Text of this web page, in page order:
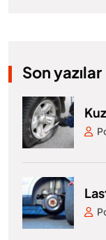
Son yazılar